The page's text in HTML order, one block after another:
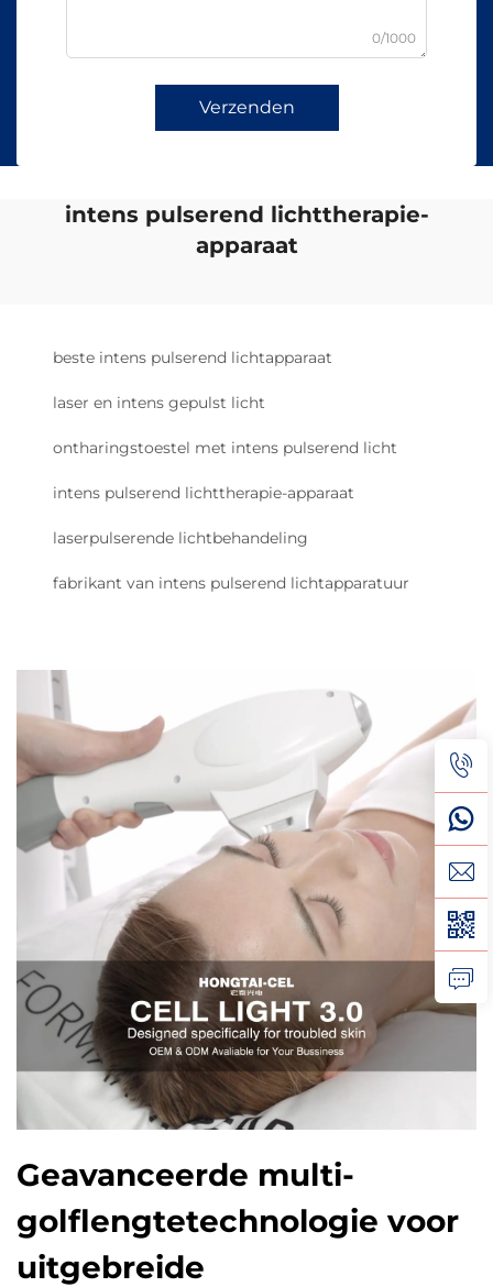
0/1000
Verzenden
intens pulserend lichttherapie-
apparaat
beste intens pulserend lichtapparaat
laser en intens gepulst licht
ontharingstoestel met intens pulserend licht
intens pulserend lichttherapie-apparaat
laserpulserende lichtbehandeling
fabrikant van intens pulserend lichtapparatuur
Geavanceerde multi-
golflengtetechnologie voor
uitgebreide